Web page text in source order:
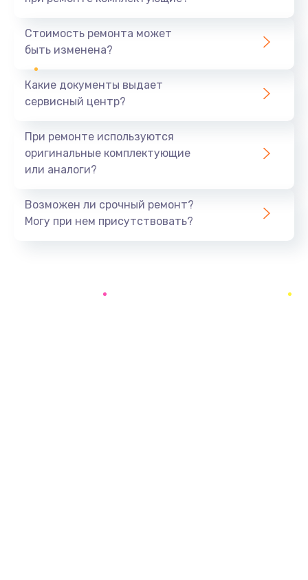
1440 руб.
Ремонт южного моста
Замена батарейки BIOS
Заказать
Стоимость ремонта может
быть изменена?
Какие документы выдает
сервисный центр?
При ремонте используются
оригинальные комплектующие
или аналоги?
Возможен ли срочный ремонт?
Могу при нем присутствовать?